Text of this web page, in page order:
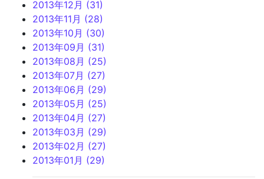
2013年12月 (31)
2013年11月 (28)
2013年10月 (30)
2013年09月 (31)
2013年08月 (25)
2013年07月 (27)
2013年06月 (29)
2013年05月 (25)
2013年04月 (27)
2013年03月 (29)
2013年02月 (27)
2013年01月 (29)